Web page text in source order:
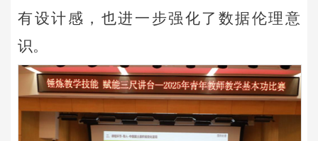
有设计感，也进一步强化了数据伦理意
识。